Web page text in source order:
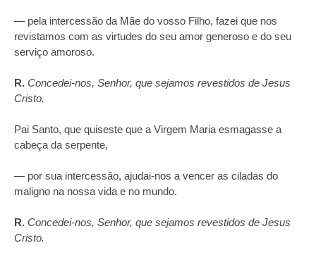
— pela intercessão da Mãe do vosso Filho, fazei que nos
revistamos com as virtudes do seu amor generoso e do seu
serviço amoroso.
R. Concedei‑nos, Senhor, que sejamos revestidos de Jesus
Cristo.
Pai Santo, que quiseste que a Virgem Maria esmagasse a
cabeça da serpente,
— por sua intercessão, ajudai-nos a vencer as ciladas do
maligno na nossa vida e no mundo.
R. Concedei‑nos, Senhor, que sejamos revestidos de Jesus
Cristo.